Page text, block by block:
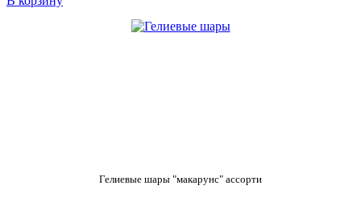
Гелиевые шары "макарунс" ассорти